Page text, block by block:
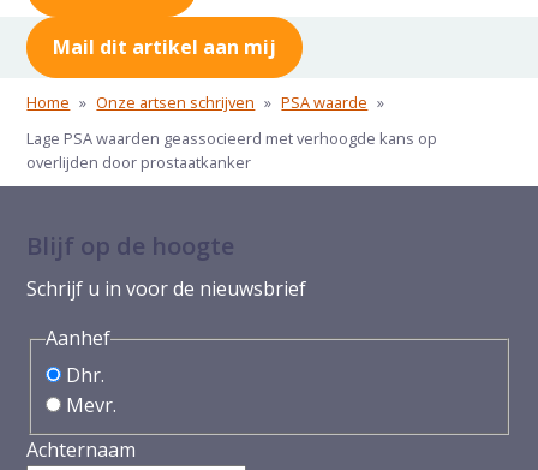
Mail dit artikel aan mij
Home » Onze artsen schrijven » PSA waarde »
Lage PSA waarden geassocieerd met verhoogde kans op
overlijden door prostaatkanker
Blijf op de hoogte
Schrijf u in voor de nieuwsbrief
Aanhef
Dhr.
Mevr.
Achternaam